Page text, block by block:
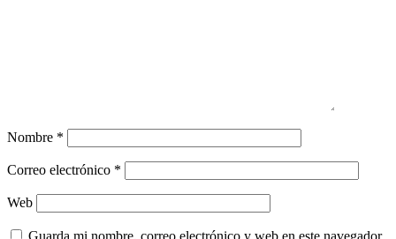
Nombre *
Correo electrónico *
Web
Guarda mi nombre, correo electrónico y web en este navegador